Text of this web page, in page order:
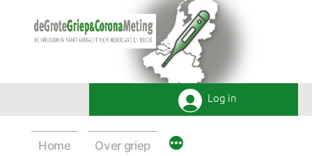
Log in
Home Over griep